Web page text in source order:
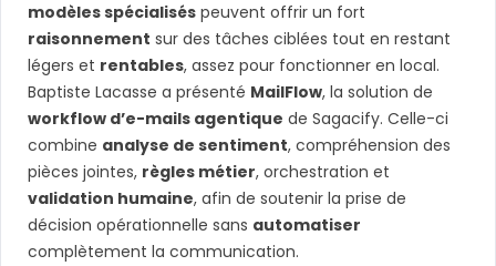
modèles spécialisés peuvent offrir un fort
raisonnement sur des tâches ciblées tout en restant
légers et rentables, assez pour fonctionner en local.
Baptiste Lacasse a présenté MailFlow, la solution de
workflow d’e-mails agentique de Sagacify. Celle-ci
combine analyse de sentiment, compréhension des
pièces jointes, règles métier, orchestration et
validation humaine, afin de soutenir la prise de
décision opérationnelle sans automatiser
complètement la communication.